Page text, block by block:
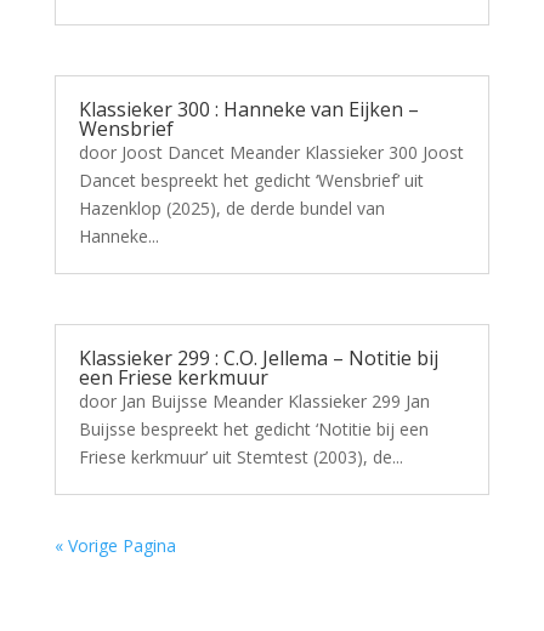
Klassieker 300 : Hanneke van Eijken –
Wensbrief
door Joost Dancet Meander Klassieker 300 Joost
Dancet bespreekt het gedicht ‘Wensbrief’ uit
Hazenklop (2025), de derde bundel van
Hanneke...
Klassieker 299 : C.O. Jellema – Notitie bij
een Friese kerkmuur
door Jan Buijsse Meander Klassieker 299 Jan
Buijsse bespreekt het gedicht ‘Notitie bij een
Friese kerkmuur’ uit Stemtest (2003), de...
« Vorige Pagina